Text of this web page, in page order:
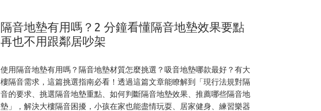
隔音地墊有用嗎？2 分鐘看懂隔音地墊效果要點
再也不用跟鄰居吵架
使用隔音地墊有用嗎？隔音地墊材質怎麼挑選？吸音地墊哪款最好？有大
樓隔音需求，這篇挑選指南必看！透過這篇文章能瞭解到「現行法規對隔
音的要求、挑選隔音地墊重點、如何判斷隔音地墊效果、推薦哪些隔音地
墊」，解決大樓隔音困擾，小孩在家也能盡情玩耍、居家健身、練習樂器